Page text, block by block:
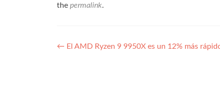
the permalink.
Navegación
← El AMD Ryzen 9 9950X es un 12% más